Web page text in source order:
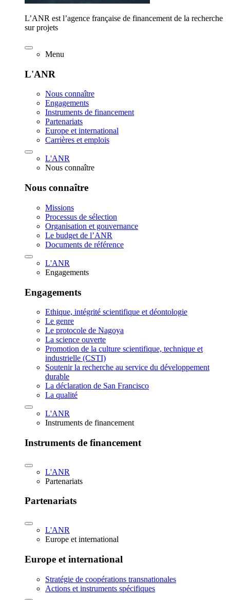
L’ANR est l’agence française de financement de la recherche
sur projets
Menu
L'ANR
Nous connaître
Engagements
Instruments de financement
Partenariats
Europe et international
Carrières et emplois
L'ANR
Nous connaître
Nous connaître
Missions
Processus de sélection
Organisation et gouvernance
Le budget de l’ANR
Documents de référence
L'ANR
Engagements
Engagements
Ethique, intégrité scientifique et déontologie
Le genre
Le protocole de Nagoya
La science ouverte
Promotion de la culture scientifique, technique et
industrielle (CSTI)
Soutenir la recherche au service du développement
durable
La déclaration de San Francisco
La qualité
L'ANR
Instruments de financement
Instruments de financement
L'ANR
Partenariats
Partenariats
L'ANR
Europe et international
Europe et international
Stratégie de coopérations transnationales
Actions et instruments spécifiques